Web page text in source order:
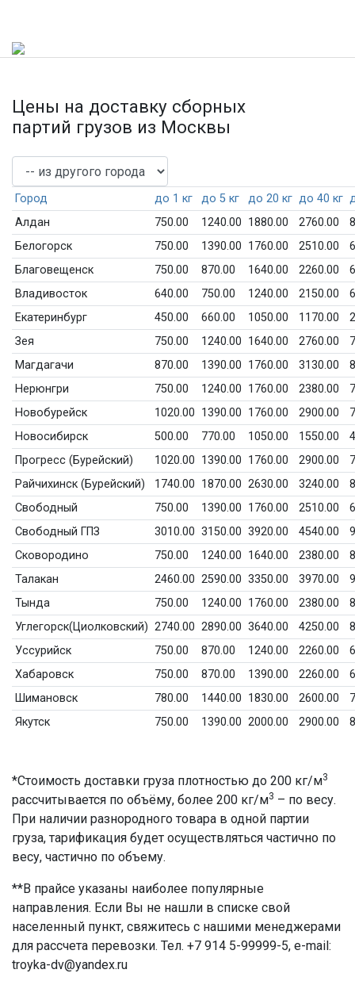
Цены на доставку сборных
партий грузов из Москвы
Город до 1 кг до 5 кг до 20 кг до 40 кг
Алдан
750.00 1240.00 1880.00 2760.00
Белогорск
750.00 1390.00 1760.00 2510.00
Благовещенск
750.00 870.00 1640.00 2260.00
Владивосток
640.00 750.00 1240.00 2150.00
Екатеринбург
450.00 660.00 1050.00 1170.00
Зея
750.00 1240.00 1640.00 2760.00
Магдагачи
870.00 1390.00 1760.00 3130.00
Нерюнгри
750.00 1240.00 1760.00 2380.00
Новобурейск
1020.00 1390.00 1760.00 2900.00
Новосибирск
500.00 770.00 1050.00 1550.00
Прогресс (Бурейский)
1020.00 1390.00 1760.00 2900.00
Райчихинск (Бурейский)
1740.00 1870.00 2630.00 3240.00
Свободный
750.00 1390.00 1760.00 2510.00
Свободный ГПЗ
3010.00 3150.00 3920.00 4540.00
Сковородино
750.00 1240.00 1640.00 2380.00
Талакан
2460.00 2590.00 3350.00 3970.00
Тында
750.00 1240.00 1760.00 2380.00
Углегорск(Циолковский) 2740.00 2890.00 3640.00 4250.00
Уссурийск
750.00 870.00 1240.00 2260.00
Хабаровск
750.00 870.00 1390.00 2260.00
Шимановск
780.00 1440.00 1830.00 2600.00
Якутск
750.00 1390.00 2000.00 2900.00
*Стоимость доставки груза плотностью до 200 кг/м3
рассчитывается по объёму, более 200 кг/м3 – по весу.
При наличии разнородного товара в одной партии
груза, тарификация будет осуществляться частично по
весу, частично по объему.
**В прайсе указаны наиболее популярные
направления. Если Вы не нашли в списке свой
населенный пункт, свяжитесь с нашими менеджерами
для рассчета перевозки. Тел. +7 914 5-99999-5, e-mail:
troyka-dv@yandex.ru